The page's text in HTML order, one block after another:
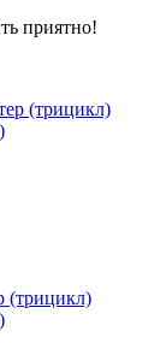
приятно!
(трицикл)